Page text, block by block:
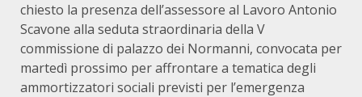
chiesto la presenza dell’assessore al Lavoro Antonio
Scavone alla seduta straordinaria della V
commissione di palazzo dei Normanni, convocata per
martedì prossimo per affrontare a tematica degli
ammortizzatori sociali previsti per l’emergenza